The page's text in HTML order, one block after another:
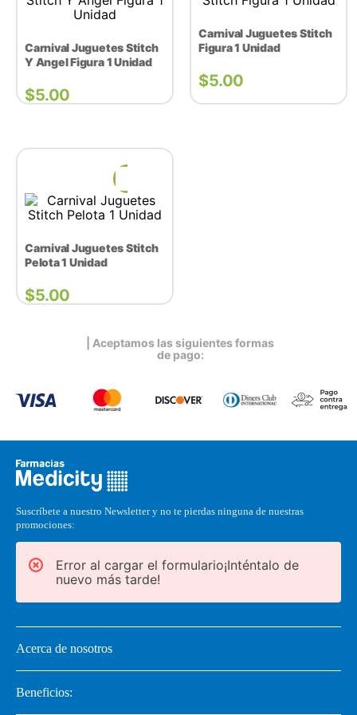
Carnival Juguetes Stitch
Y Angel Figura 1 Unidad
$5.00
Carnival Juguetes Stitch
Figura 1 Unidad
$5.00
Carnival Juguetes Stitch
Pelota 1 Unidad
$5.00
| Aceptamos las siguientes formas
de pago:
Suscríbete a nuestro Newsletter y no te pierdas ninguna de nuestras
promociones:
Error al cargar el formulario¡Inténtalo de
nuevo más tarde!
Acerca de nosotros
Beneficios: